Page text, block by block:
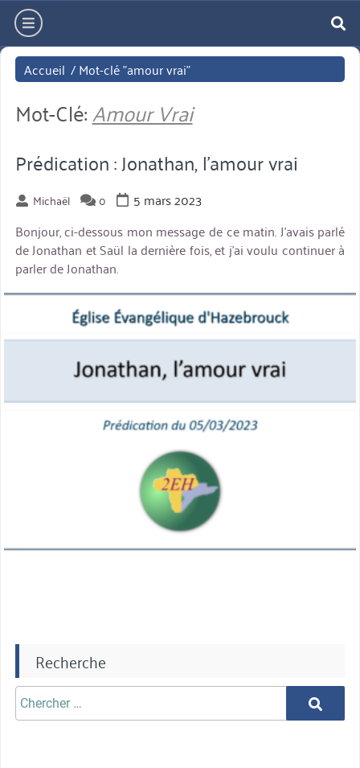
Aller
directement
au
contenu
hamburger
Accueil /Mot-clé "amour vrai"
Mot-Clé:Amour Vrai
Prédication : Jonathan, l’amour vrai
Michaël 0
5 mars 2023
Bonjour, ci-dessous mon message de ce matin. J’avais parlé
de Jonathan et Saül la dernière fois, et j’ai voulu continuer à
parler de Jonathan.
miniature
Recherche
Chercher
aprè:
Chercher